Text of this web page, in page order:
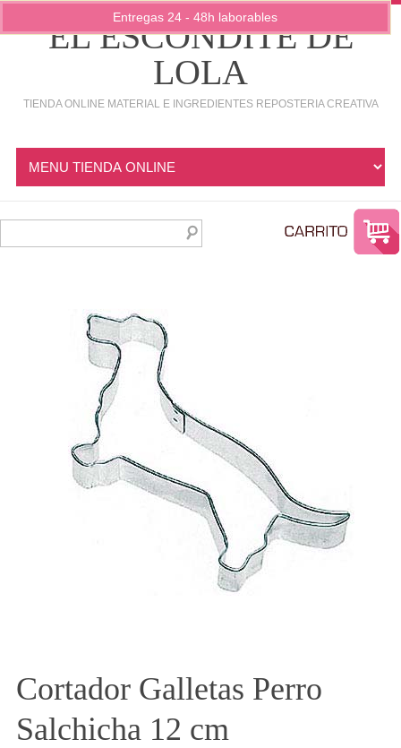
EL ESCONDITE DE
LOLA
TIENDA ONLINE MATERIAL E INGREDIENTES REPOSTERIA CREATIVA
Cortador Galletas Perro
Salchicha 12 cm
Entregas 24 - 48h laborables